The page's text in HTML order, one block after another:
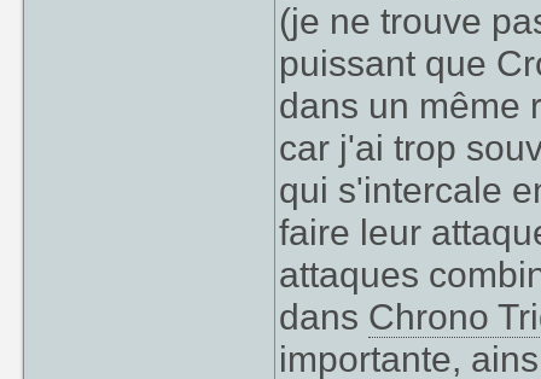
(je ne trouve
puissant que
dans un même
car j'ai trop
qui s'intercale
faire leur
attaques
dans Chrono
importante,